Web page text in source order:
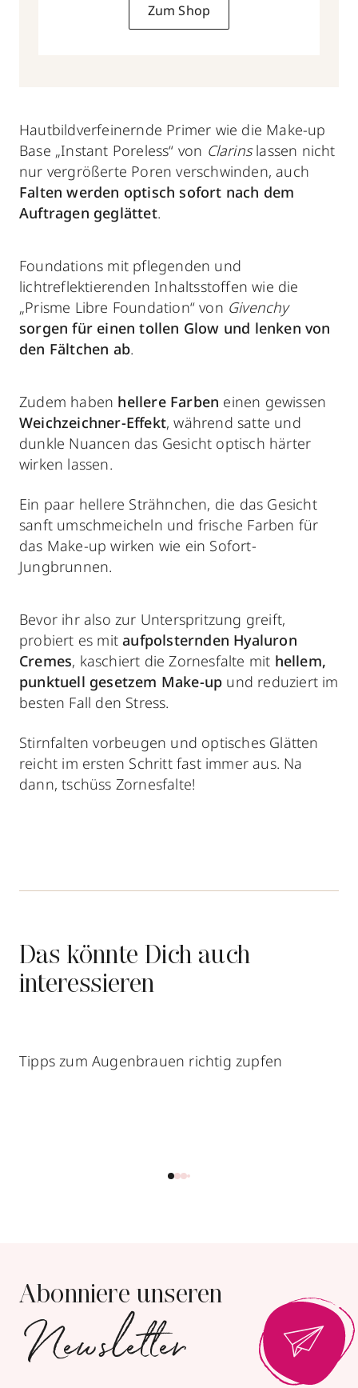
Zum Shop
Hautbildverfeinernde Primer wie die Make-up
Base „Instant Poreless“ von Clarinslassen nicht
nur vergrößerte Poren verschwinden, auch
Falten werden optisch sofort nach dem
Auftragen geglättet.
Foundations mit pflegenden und
lichtreflektierenden Inhaltsstoffen wie die
„Prisme Libre Foundation“ von Givenchy
sorgen für einen tollen Glow und lenken von
den Fältchen ab.
Zudem haben hellere Farben einen gewissen
Weichzeichner-Effekt, während satte und
dunkle Nuancen das Gesicht optisch härter
wirken lassen.
Ein paar hellere Strähnchen, die das Gesicht
sanft umschmeicheln und frische Farben für
das Make-up wirken wie ein Sofort-
Jungbrunnen.
Bevor ihr also zur Unterspritzung greift,
probiert es mitaufpolsternden Hyaluron
Cremes, kaschiert die Zornesfalte mit hellem,
punktuell gesetzem Make-up und reduziert im
besten Fall den Stress.
Stirnfalten vorbeugen und optisches Glätten
reicht im ersten Schritt fast immer aus. Na
dann, tschüss Zornesfalte!
Das könnte Dich auch
interessieren
Tipps zum Augenbrauen richtig zupfen
Abonniere unseren
Newsletter